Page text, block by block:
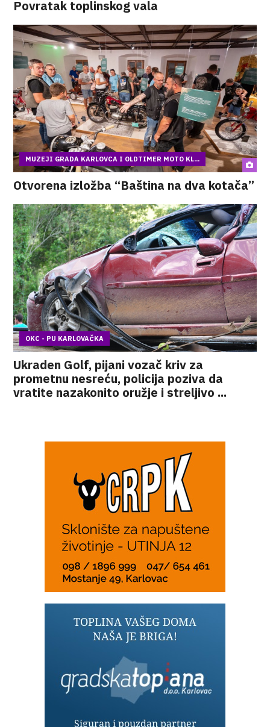
Povratak toplinskog vala
MUZEJI GRADA KARLOVCA I OLDTIMER MOTO KL...
Otvorena izložba “Baština na dva kotača”
OKC - PU KARLOVAČKA
Ukraden Golf, pijani vozač kriv za
prometnu nesreću, policija poziva da
vratite nazakonito oružje i streljivo ...